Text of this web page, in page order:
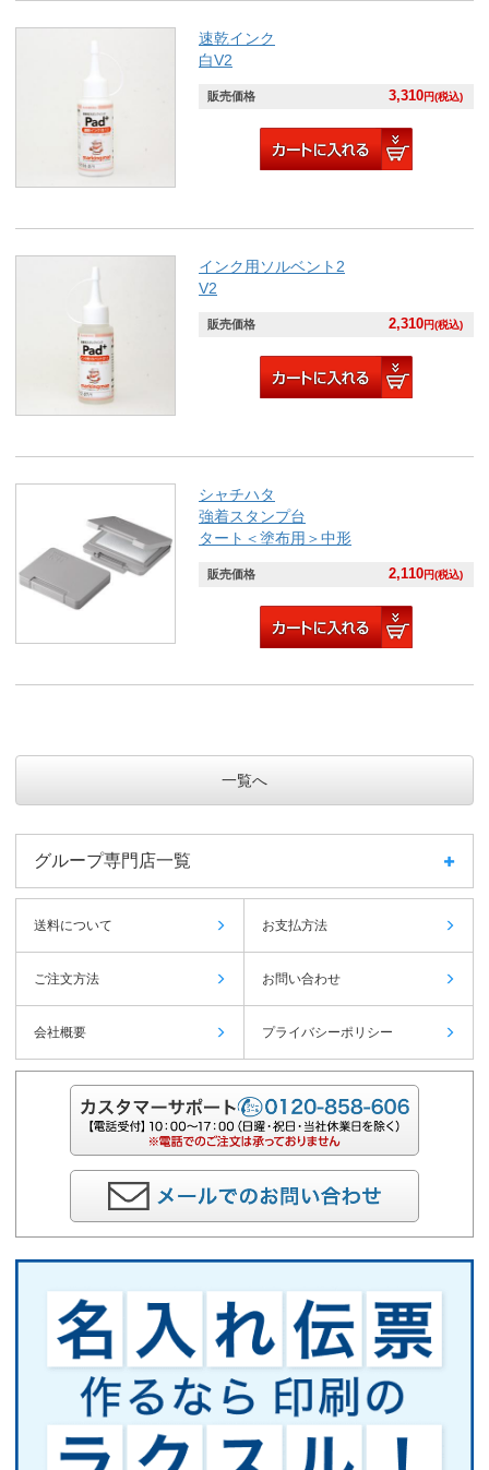
速乾インク
白V2
販売価格 3,310円(税込)
インク用ソルベント2
V2
販売価格 2,310円(税込)
シャチハタ
強着スタンプ台
タート＜塗布用＞中形
販売価格 2,110円(税込)
一覧へ
グループ専門店一覧
送料について お支払方法
ご注文方法 お問い合わせ
会社概要 プライバシーポリシー